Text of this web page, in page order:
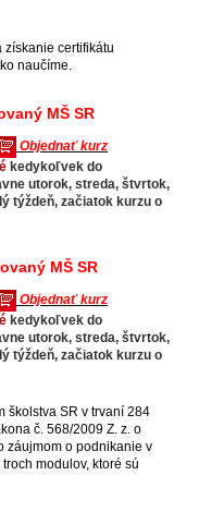
získanie certifikátu
naučíme.
MŠ SR
Objednať kurz
kedykoľvek do
utorok, streda, štvrtok,
týždeň, začiatok kurzu o
MŠ SR
Objednať kurz
kedykoľvek do
utorok, streda, štvrtok,
týždeň, začiatok kurzu o
školstva SR v trvaní 284
č. 568/2009 Z. z. o
záujmom o podnikanie v
modulov, ktoré sú